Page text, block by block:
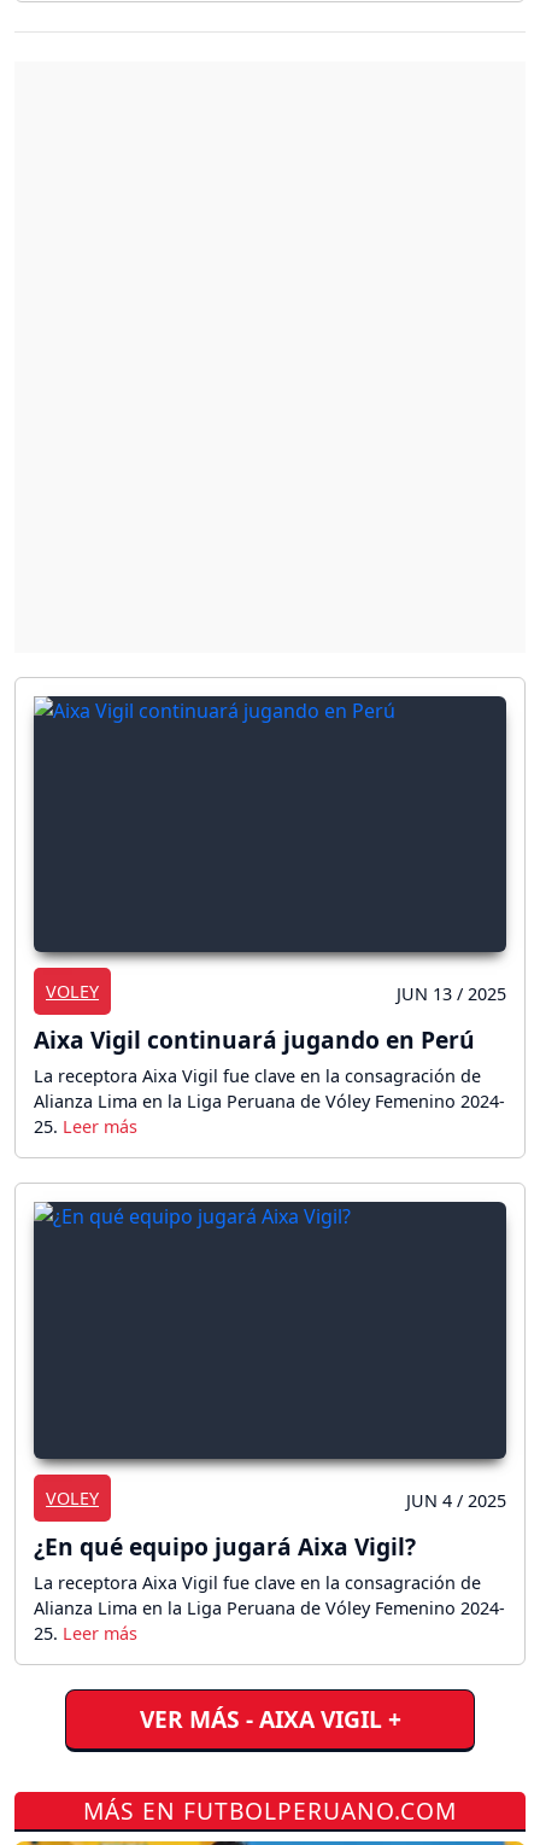
VOLEY JUN 13 / 2025
Aixa Vigil continuará jugando en Perú
La receptora Aixa Vigil fue clave en la consagración de
Alianza Lima en la Liga Peruana de Vóley Femenino 2024-
25.
VOLEY JUN 4 / 2025
¿En qué equipo jugará Aixa Vigil?
La receptora Aixa Vigil fue clave en la consagración de
Alianza Lima en la Liga Peruana de Vóley Femenino 2024-
25.
VER MÁS - AIXA VIGIL +
MÁS EN FUTBOLPERUANO.COM